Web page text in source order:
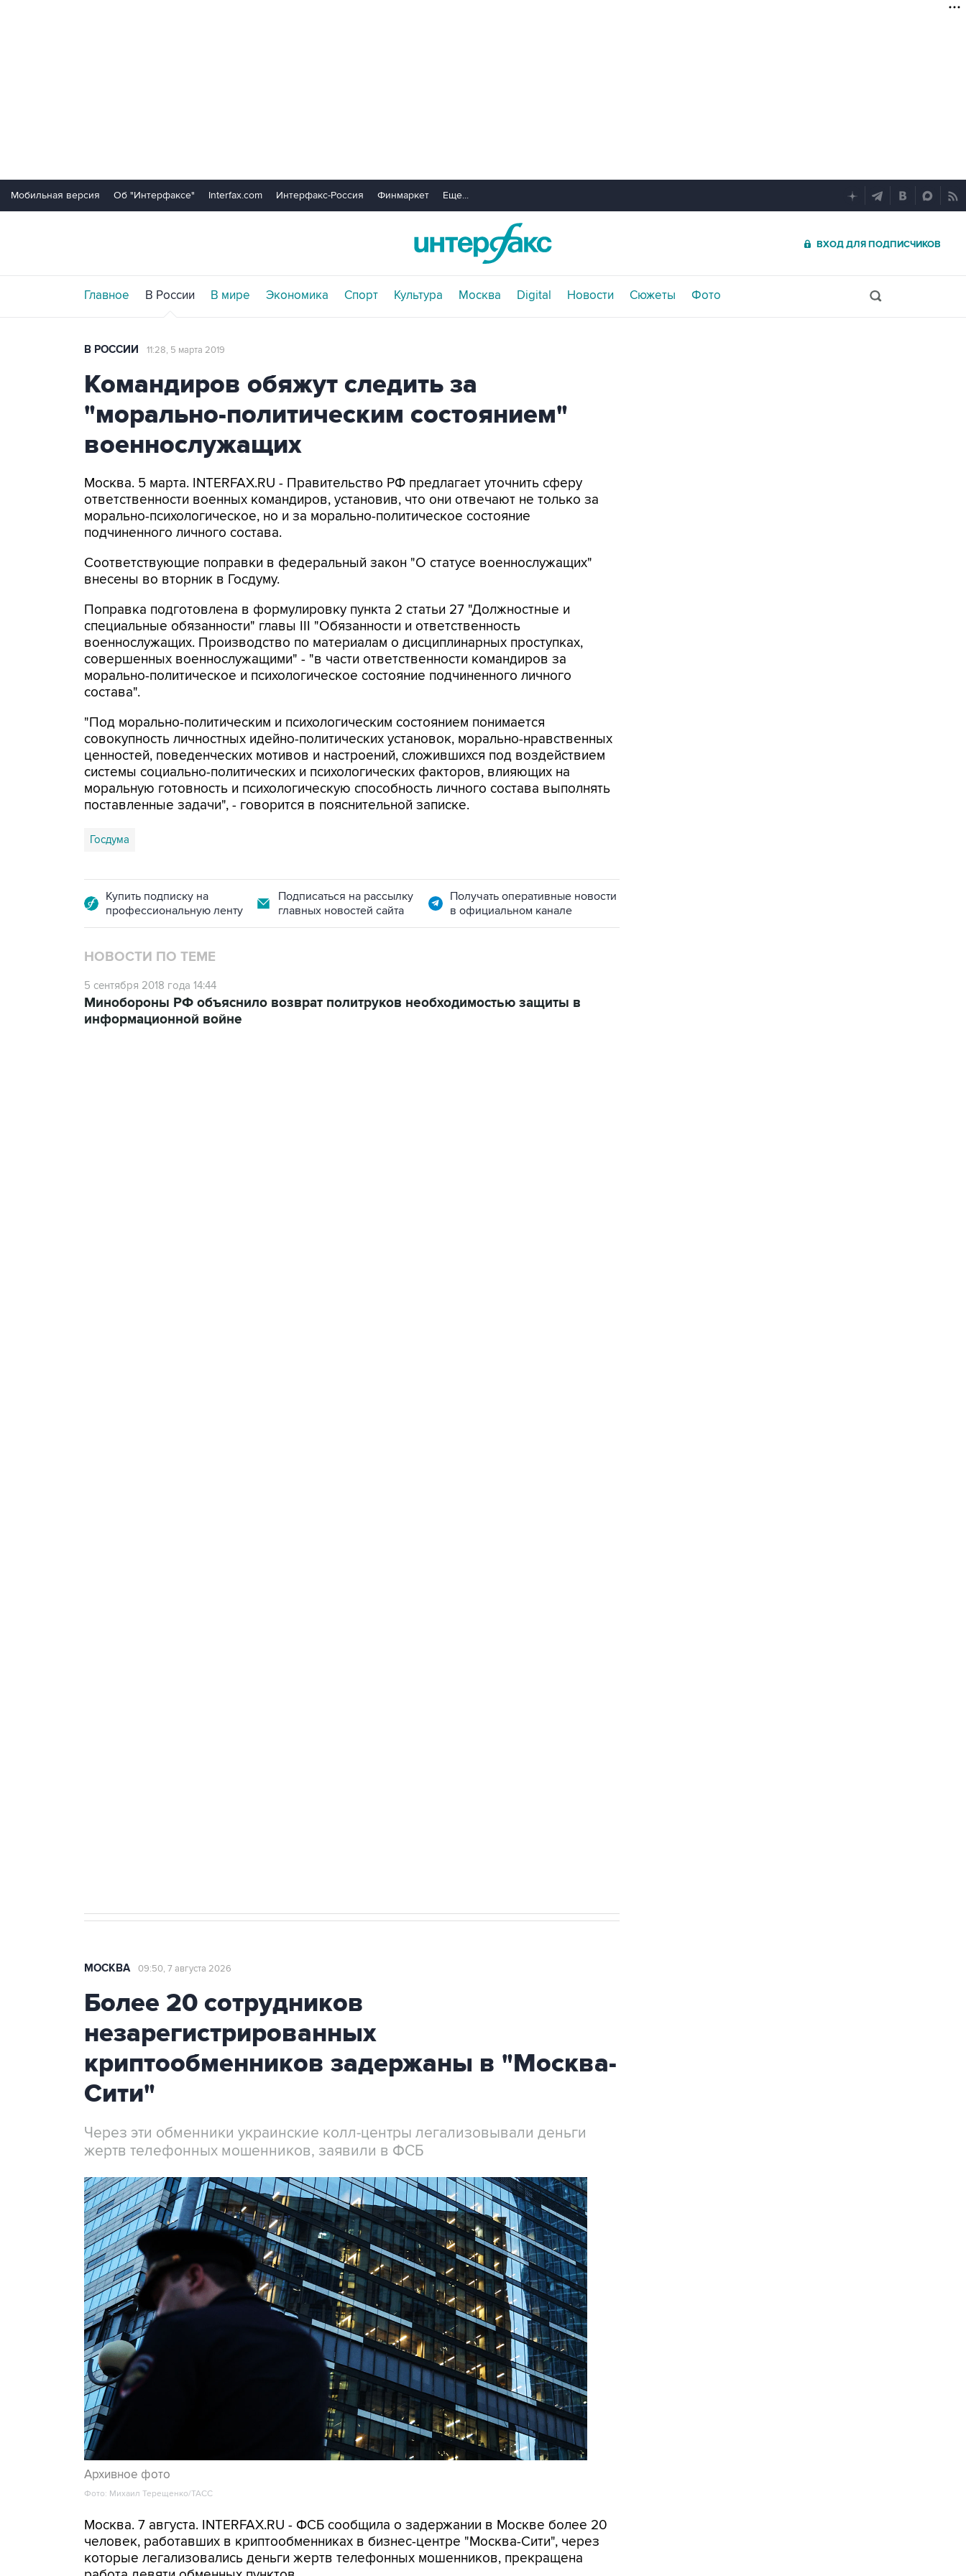
Мобильная версия Об "Интерфаксе" Interfax.com Интерфакс-Россия Финмаркет Еще...
ВХОД ДЛЯ ПОДПИСЧИКОВ
Главное В России В мире Экономика Спорт Культура Москва Digital Новости Сюжеты Фото
В РОССИИ 11:28, 5 марта 2019
Командиров обяжут следить за
"морально-политическим состоянием"
военнослужащих
Москва. 5 марта. INTERFAX.RU - Правительство РФ предлагает уточнить сферу
ответственности военных командиров, установив, что они отвечают не только за
морально-психологическое, но и за морально-политическое состояние
подчиненного личного состава.
Соответствующие поправки в федеральный закон "О статусе военнослужащих"
внесены во вторник в Госдуму.
Поправка подготовлена в формулировку пункта 2 статьи 27 "Должностные и
специальные обязанности" главы III "Обязанности и ответственность
военнослужащих. Производство по материалам о дисциплинарных проступках,
совершенных военнослужащими" - "в части ответственности командиров за
морально-политическое и психологическое состояние подчиненного личного
состава".
"Под морально-политическим и психологическим состоянием понимается
совокупность личностных идейно-политических установок, морально-нравственных
ценностей, поведенческих мотивов и настроений, сложившихся под воздействием
системы социально-политических и психологических факторов, влияющих на
моральную готовность и психологическую способность личного состава выполнять
поставленные задачи", - говорится в пояснительной записке.
Госдума
Купить подписку на
профессиональную ленту
Подписаться на рассылку
главных новостей сайта
Получать оперативные новости
в официальном канале
НОВОСТИ ПО ТЕМЕ
5 сентября 2018 года 14:44
Минобороны РФ объяснило возврат политруков необходимостью защиты в
информационной войне
МОСКВА 09:50, 7 августа 2026
Более 20 сотрудников
незарегистрированных
криптообменников задержаны в "Москва-
Сити"
Через эти обменники украинские колл-центры легализовывали деньги
жертв телефонных мошенников, заявили в ФСБ
Архивное фото
Фото: Михаил Терещенко/ТАСС
Москва. 7 августа. INTERFAX.RU - ФСБ сообщила о задержании в Москве более 20
человек, работавших в криптообменниках в бизнес-центре "Москва-Сити", через
которые легализовались деньги жертв телефонных мошенников, прекращена